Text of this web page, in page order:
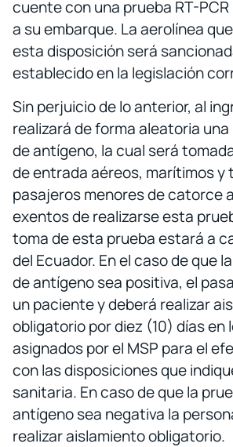
cuente con una prueba RT-
a su embarque. La aerolínea
esta disposición será
establecido en la legislación
Sin perjuicio de lo anterior, al
realizará de forma aleatoria
de antígeno, la cual será
de entrada aéreos, marítimos y
pasajeros menores de catorce
exentos de realizarse esta
toma de esta prueba estará a
del Ecuador. En el caso de que
de antígeno sea positiva, el
un paciente y deberá realizar
obligatorio por diez (10) días en
asignados por el MSP para el
con las disposiciones que
sanitaria. En caso de que la
antígeno sea negativa la
realizar aislamiento obligatorio.